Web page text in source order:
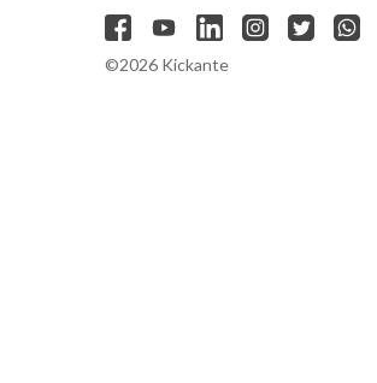
©2026 Kickante